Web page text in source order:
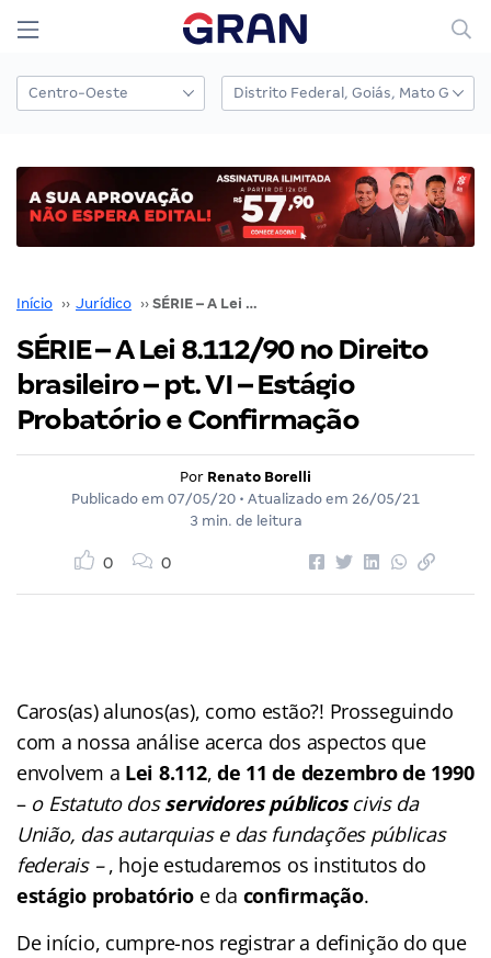
Início ›› Jurídico ›› SÉRIE – A Lei 8.112/90 no Direito brasileiro – pt. VI – Estágio Probatório e Confirmação
SÉRIE – A Lei 8.112/90 no Direito
brasileiro – pt. VI – Estágio
Probatório e Confirmação
Por Renato Borelli
Publicado em 07/05/20 • Atualizado em 26/05/21
3 min. de leitura
0 0
Caros(as) alunos(as), como estão?! Prosseguindo
com a nossa análise acerca dos aspectos que
envolvem a Lei 8.112,de 11 de dezembro de 1990
– o Estatuto dosservidores públicoscivis da
União, das autarquias e das fundações públicas
federais –, hoje estudaremos os institutos do
estágio probatório e da confirmação.
De início, cumpre-nos registrar a definição do que